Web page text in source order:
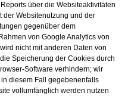
über die Websiteaktivitäten
der Websitenutzung und der
gegenüber dem
von Google Analytics von
nicht mit anderen Daten von
Speicherung der Cookies durch
Software verhindern; wir
diesem Fall gegebenenfalls
vollumfänglich werden nutzen